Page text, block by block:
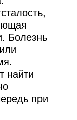
Болезнь
найти
при